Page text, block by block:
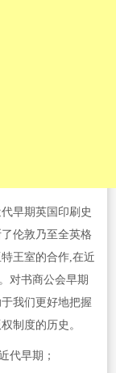
期英国印刷史
伦敦乃至全英格
王室的合作,在近
对书商公会早期
我们更好地把握
制度的历史。
早期；